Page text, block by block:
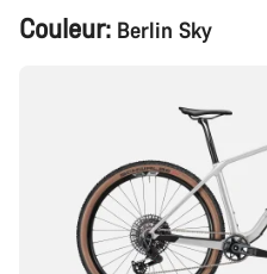
Configuration
du
Couleur: Berlin Sky